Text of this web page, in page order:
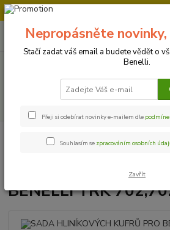
+420 728 500 481
Po-Pá 8:00 - 17:00
BENELLI TRK 702,702X
SADA HLINÍKOVÝCH
BENELLI TRK
Nepropásněte
Stačí zadat váš email a budete vědět o
Benelli.
Přeji si odebírat novinky e-mailem dle
Souhlasím se zpracováním osobních
Zavřít